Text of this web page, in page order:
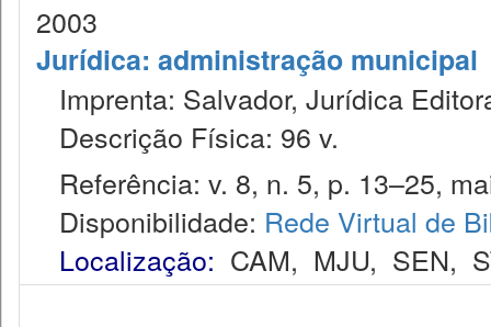
2003
Jurídica: administração municipal
Imprenta: Salvador, Jurídica
Descrição Física: 96 v.
Referência: v. 8, n. 5, p. 13–25,
Disponibilidade: Rede Virtual de
Localização: CAM, MJU, SEN,